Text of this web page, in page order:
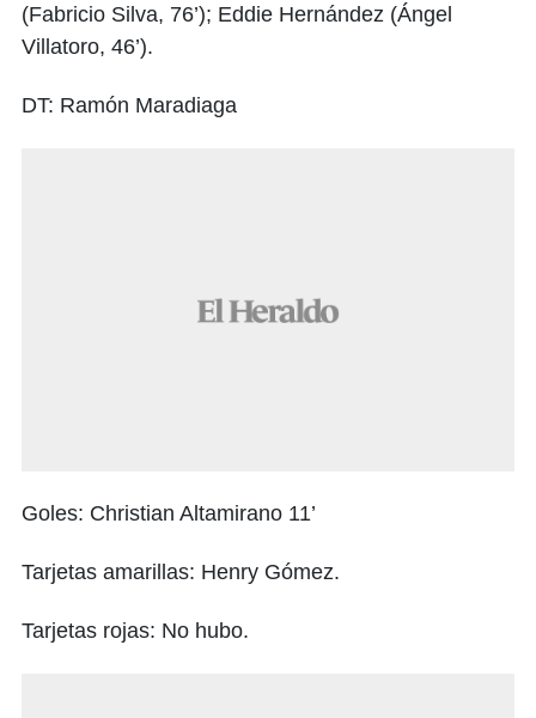
(Fabricio Silva, 76’); Eddie Hernández (Ángel
Villatoro, 46’).
DT: Ramón Maradiaga
Goles: Christian Altamirano 11’
Tarjetas amarillas: Henry Gómez.
Tarjetas rojas: No hubo.